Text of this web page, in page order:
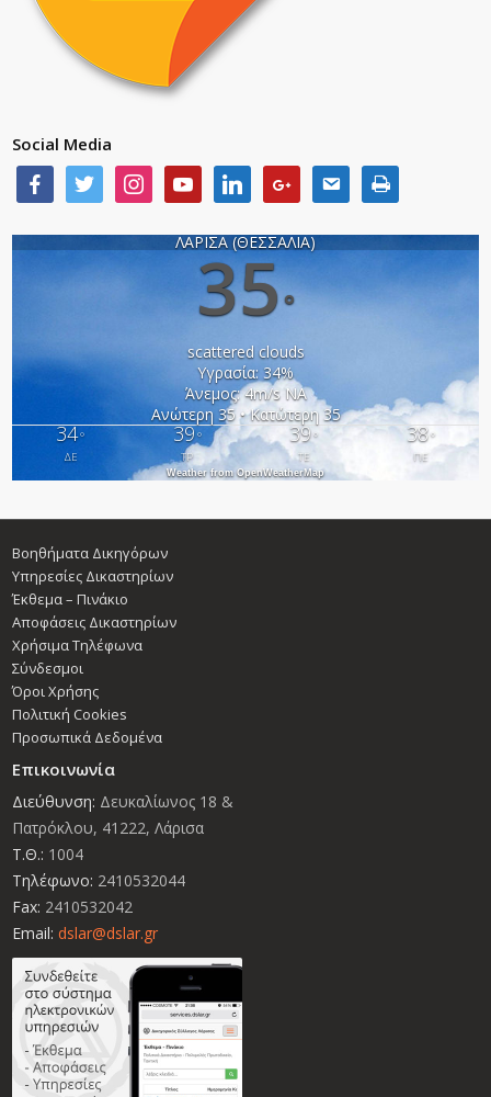
Social Media
ΛΑΡΙΣΑ (ΘΕΣΣΑΛΙΑ)
35°
scattered clouds
Υγρασία: 34%
Άνεμος: 4m/s ΝΑ
Ανώτερη 35 • Κατώτερη 35
34°
ΔΕ
39°
ΤΡ
39°
ΤΕ
38°
ΠΕ
Weather from OpenWeatherMap
Βοηθήματα Δικηγόρων
Υπηρεσίες Δικαστηρίων
Έκθεμα – Πινάκιο
Αποφάσεις Δικαστηρίων
Χρήσιμα Τηλέφωνα
Σύνδεσμοι
Όροι Χρήσης
Πολιτική Cookies
Προσωπικά Δεδομένα
Επικοινωνία
Διεύθυνση: Δευκαλίωνος 18 &
Πατρόκλου, 41222, Λάρισα
Τ.Θ.: 1004
Τηλέφωνο: 2410532044
Fax: 2410532042
Email: dslar@dslar.gr